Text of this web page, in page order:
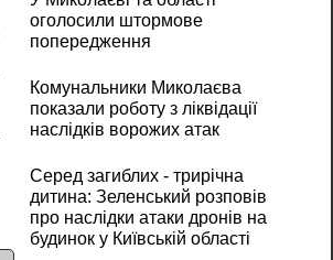
оголосили штормове
попередження
Комунальники Миколаєва
показали роботу з ліквідації
наслідків ворожих атак
Серед загиблих - трирічна
дитина: Зеленський розповів
про наслідки атаки дронів на
будинок у Київській області